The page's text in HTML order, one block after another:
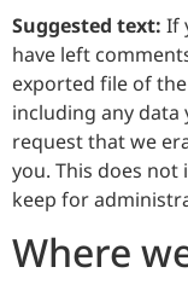
Suggested text: If
have left
exported file of
including any data
request that we
you. This does not
keep for
Where